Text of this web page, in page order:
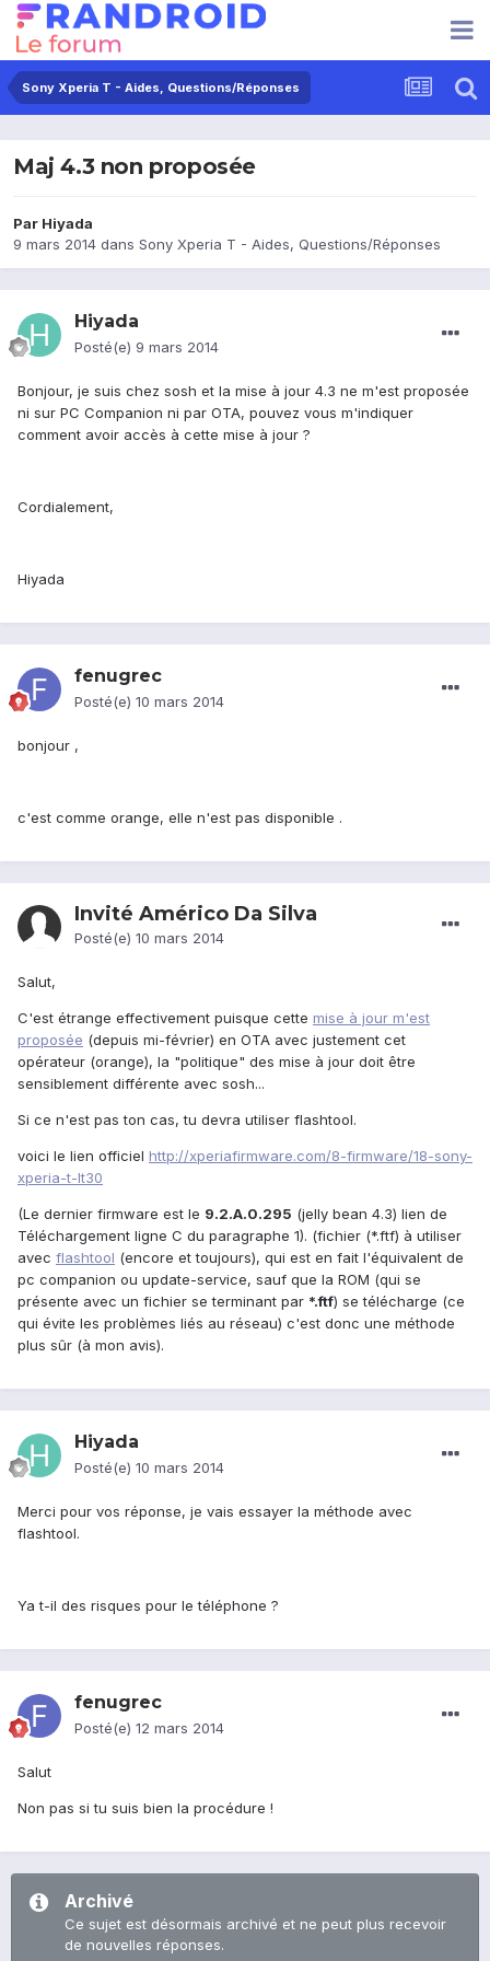
Sony Xperia T - Aides, Questions/Réponses
Maj 4.3 non proposée
Par Hiyada
9 mars 2014 dans Sony Xperia T - Aides, Questions/Réponses
Hiyada
Posté(e) 9 mars 2014
Bonjour, je suis chez sosh et la mise à jour 4.3 ne m'est proposée
ni sur PC Companion ni par OTA, pouvez vous m'indiquer
comment avoir accès à cette mise à jour ?
Cordialement,
Hiyada
fenugrec
Posté(e) 10 mars 2014
bonjour ,
c'est comme orange, elle n'est pas disponible .
Invité Américo Da Silva
Posté(e) 10 mars 2014
Salut,
C'est étrange effectivement puisque cette mise à jour m'est
proposée (depuis mi-février) en OTA avec justement cet
opérateur (orange), la "politique" des mise à jour doit être
sensiblement différente avec sosh...
Si ce n'est pas ton cas, tu devra utiliser flashtool.
voici le lien officiel http://xperiafirmware.com/8-firmware/18-sony-
xperia-t-lt30
(Le dernier firmware est le 9.2.A.0.295 (jelly bean 4.3) lien de
Téléchargement ligne C du paragraphe 1). (fichier (*.ftf) à utiliser
avec flashtool (encore et toujours), qui est en fait l'équivalent de
pc companion ou update-service, sauf que la ROM (qui se
présente avec un fichier se terminant par *.ftf) se télécharge (ce
qui évite les problèmes liés au réseau) c'est donc une méthode
plus sûr (à mon avis).
Hiyada
Posté(e) 10 mars 2014
Merci pour vos réponse, je vais essayer la méthode avec
flashtool.
Ya t-il des risques pour le téléphone ?
fenugrec
Posté(e) 12 mars 2014
Salut
Non pas si tu suis bien la procédure !
Archivé
Ce sujet est désormais archivé et ne peut plus recevoir
de nouvelles réponses.